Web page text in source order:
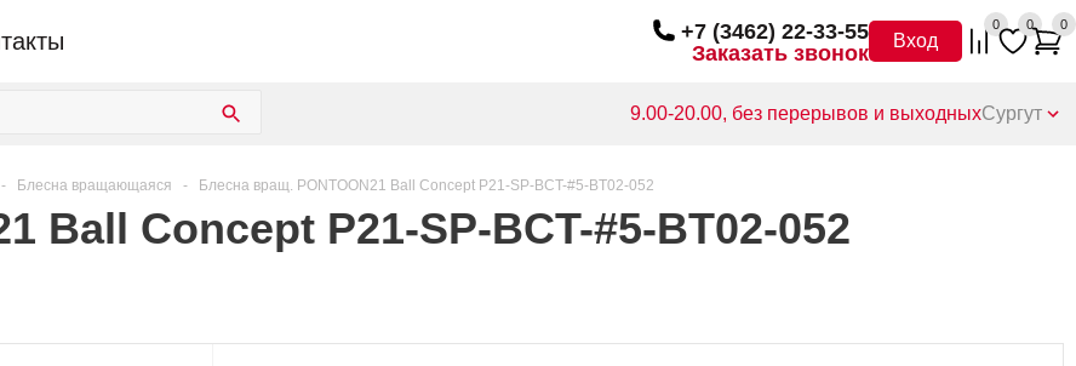
+7 (3462) 22-33-55
Заказать звонок
Вход
0 0 0
9.00-20.00, без перерывов и выходныхСургут
- Блесна вращающаяся - Блесна вращ. PONTOON21 Ball Concept P21-SP-BCT-#5-BT02-052
Ball Concept P21-SP-BCT-#5-BT02-052